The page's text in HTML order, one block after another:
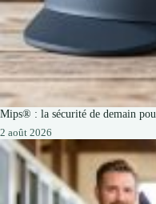
Mips® : la sécurité de demain
2 août 2026